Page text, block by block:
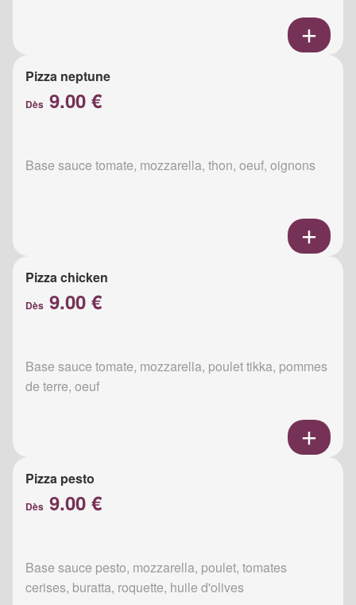
Pizza neptune
Dès 9.00 €
Base sauce tomate, mozzarella, thon, oeuf, oignons
Pizza chicken
Dès 9.00 €
Base sauce tomate, mozzarella, poulet tikka, pommes
de terre, oeuf
Pizza pesto
Dès 9.00 €
Base sauce pesto, mozzarella, poulet, tomates
cerises, buratta, roquette, huile d'olives